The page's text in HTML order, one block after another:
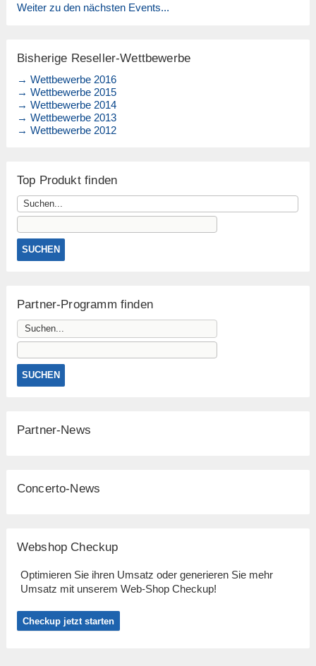
Weiter zu den nächsten Events...
Bisherige Reseller-Wettbewerbe
→ Wettbewerbe 2016
→ Wettbewerbe 2015
→ Wettbewerbe 2014
→ Wettbewerbe 2013
→ Wettbewerbe 2012
Top Produkt finden
Partner-Programm finden
Partner-News
Concerto-News
Webshop Checkup
Optimieren Sie ihren Umsatz oder generieren Sie mehr
Umsatz mit unserem Web-Shop Checkup!
Checkup jetzt starten